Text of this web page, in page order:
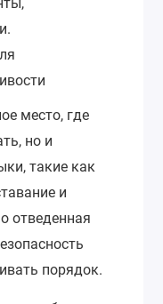
место, где
но и
такие как
и
отведенная
порядок.